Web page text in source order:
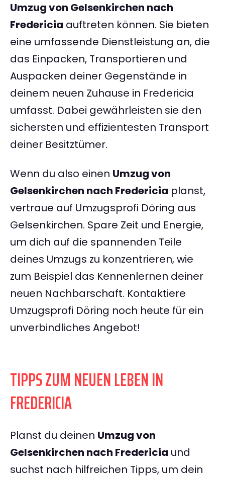
Umzug von Gelsenkirchen nach
Fredericia auftreten können. Sie bieten
eine umfassende Dienstleistung an, die
das Einpacken, Transportieren und
Auspacken deiner Gegenstände in
deinem neuen Zuhause in Fredericia
umfasst. Dabei gewährleisten sie den
sichersten und effizientesten Transport
deiner Besitztümer.
Wenn du also einen Umzug von
Gelsenkirchen nach Fredericia planst,
vertraue auf Umzugsprofi Döring aus
Gelsenkirchen. Spare Zeit und Energie,
um dich auf die spannenden Teile
deines Umzugs zu konzentrieren, wie
zum Beispiel das Kennenlernen deiner
neuen Nachbarschaft. Kontaktiere
Umzugsprofi Döring noch heute für ein
unverbindliches Angebot!
TIPPS ZUM NEUEN LEBEN IN
FREDERICIA
Planst du deinen Umzug von
Gelsenkirchen nach Fredericia und
suchst nach hilfreichen Tipps, um dein